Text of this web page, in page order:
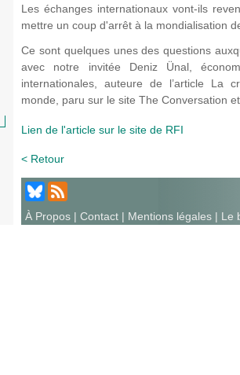
Les échanges internationaux vont-ils
mettre un coup d'arrêt à la mondialisation
Ce sont quelques unes des questions
avec notre invitée Deniz Ünal,
internationales, auteure de l’article La
monde, paru sur le site The Conversation
Lien de l'article sur le site de RFI
< Retour
À Propos | Contact | Mentions légales | Le